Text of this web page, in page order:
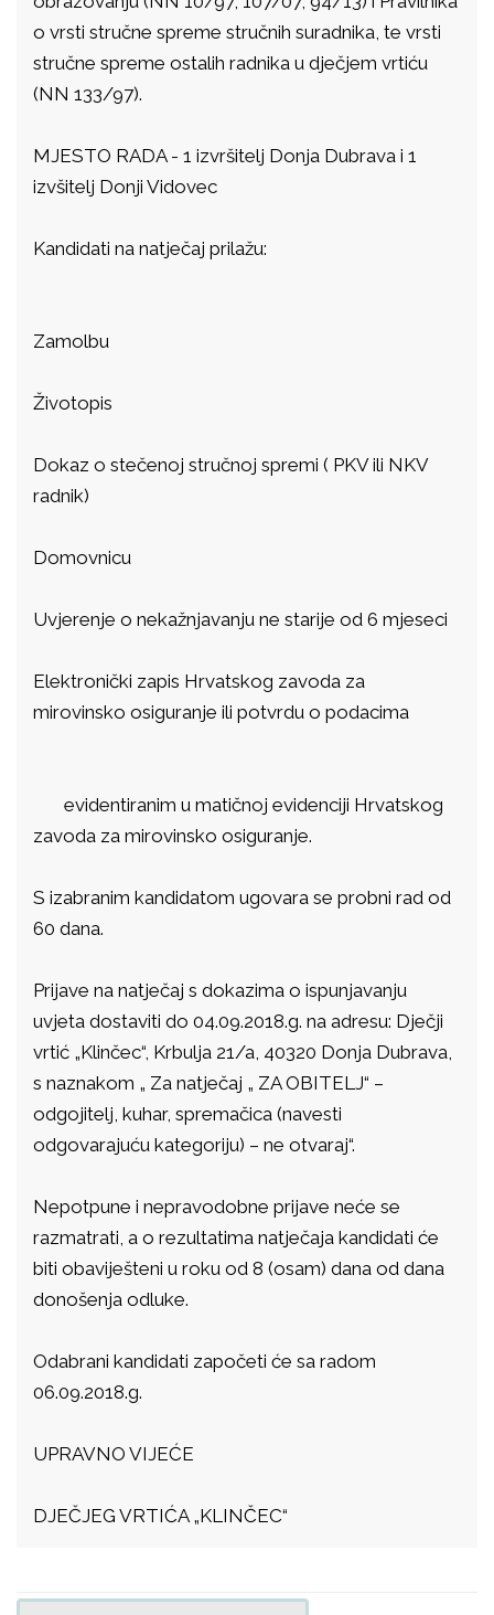
o vrsti stručne spreme stručnih suradnika, te vrsti
stručne spreme ostalih radnika u dječjem vrtiću
(NN 133/97).
MJESTO RADA - 1 izvršitelj Donja Dubrava i 1
izvšitelj Donji Vidovec
Kandidati na natječaj prilažu:
Zamolbu
Životopis
Dokaz o stečenoj stručnoj spremi ( PKV ili NKV
radnik)
Domovnicu
Uvjerenje o nekažnjavanju ne starije od 6 mjeseci
Elektronički zapis Hrvatskog zavoda za
mirovinsko osiguranje ili potvrdu o podacima
evidentiranim u matičnoj evidenciji Hrvatskog
zavoda za mirovinsko osiguranje.
S izabranim kandidatom ugovara se probni rad od
60 dana.
Prijave na natječaj s dokazima o ispunjavanju
uvjeta dostaviti do 04.09.2018.g. na adresu: Dječji
vrtić „Klinčec“, Krbulja 21/a, 40320 Donja Dubrava,
s naznakom „ Za natječaj „ ZA OBITELJ“ –
odgojitelj, kuhar, spremačica (navesti
odgovarajuću kategoriju) – ne otvaraj“.
Nepotpune i nepravodobne prijave neće se
razmatrati, a o rezultatima natječaja kandidati će
biti obaviješteni u roku od 8 (osam) dana od dana
donošenja odluke.
Odabrani kandidati započeti će sa radom
06.09.2018.g.
UPRAVNO VIJEĆE
DJEČJEG VRTIĆA „KLINČEC“